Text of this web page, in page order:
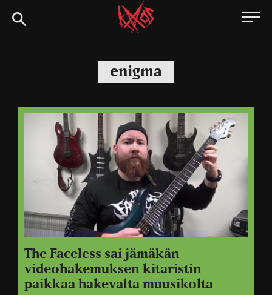
Siirry
suoraan
Kaaoszine
enigma
The Faceless sai jämäkän
videohakemuksen kitaristin
paikkaa hakevalta muusikolta